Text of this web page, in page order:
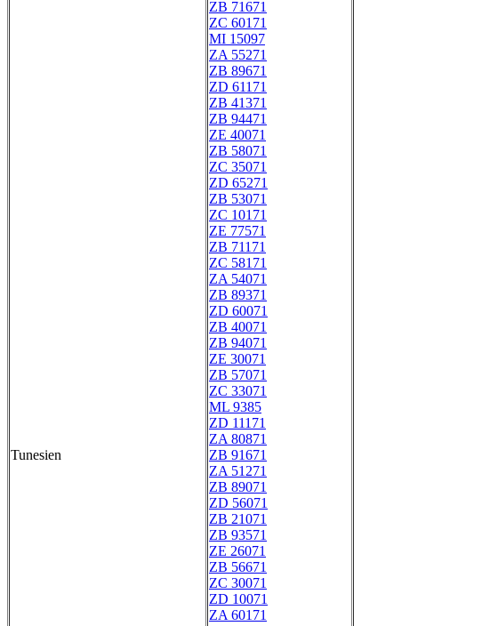
Tunesien
ZB 71671
ZC 60171
MI 15097
ZA 55271
ZB 89671
ZD 61171
ZB 41371
ZB 94471
ZE 40071
ZB 58071
ZC 35071
ZD 65271
ZB 53071
ZC 10171
ZE 77571
ZB 71171
ZC 58171
ZA 54071
ZB 89371
ZD 60071
ZB 40071
ZB 94071
ZE 30071
ZB 57071
ZC 33071
ML 9385
ZD 11171
ZA 80871
ZB 91671
ZA 51271
ZB 89071
ZD 56071
ZB 21071
ZB 93571
ZE 26071
ZB 56671
ZC 30071
ZD 10071
ZA 60171